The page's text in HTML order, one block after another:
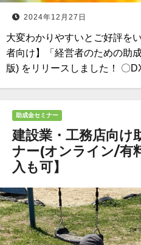
2024年12月27日
大変わかりやすいとご好評を
者向け】「経営者のための助
版) をリリースしました！ 〇
助成金セミナー
建設業・工務店向け
ナー(オンライン/有
入も可】